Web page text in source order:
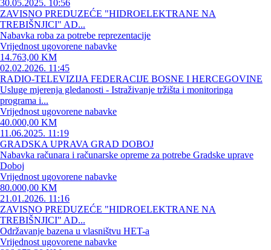
30.05.2025. 10:56
ZAVISNO PREDUZEĆE "HIDROELEKTRANE NA
TREBIŠNJICI" AD...
Nabavka roba za potrebe reprezentacije
Vrijednost ugovorene nabavke
14.763,00 KM
02.02.2026. 11:45
RADIO-TELEVIZIJA FEDERACIJE BOSNE I HERCEGOVINE
Usluge mjerenja gledanosti - Istraživanje tržišta i monitoringa
programa i...
Vrijednost ugovorene nabavke
40.000,00 KM
11.06.2025. 11:19
GRADSKA UPRAVA GRAD DOBOJ
Nabavka računara i računarske opreme za potrebe Gradske uprave
Doboj
Vrijednost ugovorene nabavke
80.000,00 KM
21.01.2026. 11:16
ZAVISNO PREDUZEĆE "HIDROELEKTRANE NA
TREBIŠNJICI" AD...
Održavanje bazena u vlasništvu HET-a
Vrijednost ugovorene nabavke